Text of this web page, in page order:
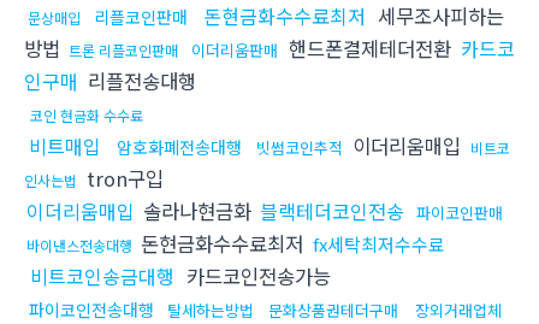
문상매입
리플코인판매 돈현금화수수료최저 세무조사피하는
방법 트론 리플코인판매 이더리움판매 핸드폰결제테더전환 카드코
인구매 리플전송대행
코인 현금화 수수료
비트매입 암호화폐전송대행 빗썸코인추적 이더리움매입
비트코
인사는법
tron구입
이더리움매입 솔라나현금화 블랙테더코인전송 파이코인판매
바이낸스전송대행 돈현금화수수료최저 fx세탁최저수수료
비트코인송금대행 카드코인전송가능
파이코인전송대행 탈세하는방법 문화상품권테더구매 장외거래업체